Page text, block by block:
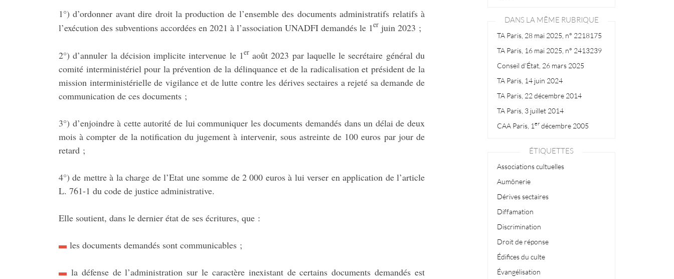
1°) d’ordonner avant dire droit la production de l’ensemble des documents administratifs relatifs à
l’exécution des subventions accordées en 2021 à l’association UNADFI demandés le 1er juin 2023 ;
2°) d’annuler la décision implicite intervenue le 1eraoût 2023 par laquelle le secrétaire général du
comité interministériel pour la prévention de la délinquance et de la radicalisation et président de la
mission interministérielle de vigilance et de lutte contre les dérives sectaires a rejeté sa demande de
communication de ces documents ;
3°) d’enjoindre à cette autorité de lui communiquer les documents demandés dans un délai de deux
mois à compter de la notification du jugement à intervenir, sous astreinte de 100 euros par jour de
retard ;
4°) de mettre à la charge de l’Etat une somme de 2 000 euros à lui verser en application de l’article
L. 761-1 du code de justice administrative.
Elle soutient, dans le dernier état de ses écritures, que :
les documents demandés sont communicables ;
la défense de l’administration sur le caractère inexistant de certains documents demandés est
DANS LA MÊME RUBRIQUE
TA Paris, 28 mai 2025, n° 2218175
TA Paris, 16 mai 2025, n° 2413239
Conseil d’État, 26 mars 2025
TA Paris, 14 juin 2024
TA Paris, 22 décembre 2014
TA Paris, 3 juillet 2014
CAA Paris, 1er décembre 2005
ÉTIQUETTES
Associations cultuelles
Aumônerie
Dérives sectaires
Diffamation
Discrimination
Droit de réponse
Édifices du culte
Évangélisation